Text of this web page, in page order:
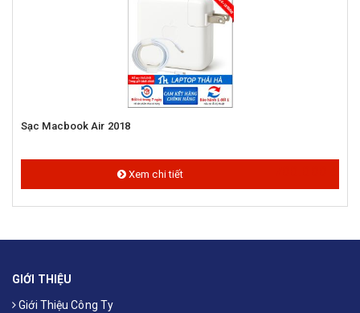
Sạc Macbook Air 2018
Xem chi tiết
GIỚI THIỆU
Giới Thiệu Công Ty